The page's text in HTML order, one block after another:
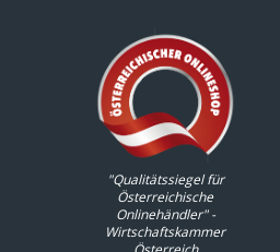
"Qualitätssiegel für
Österreichische
Onlinehändler" -
Wirtschaftskammer